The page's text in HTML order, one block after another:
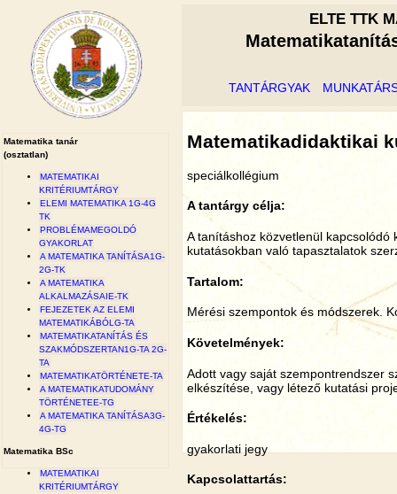
ELTE TTK
TANTÁRGYAK
Matematika tanár
(osztatlan)
MATEMATIKAI
KRITÉRIUMTÁRGY
ELEMI MATEMATIKA 1G-4G
TK
PROBLÉMAMEGOLDÓ
GYAKORLAT
A MATEMATIKA TANÍTÁSA1G-
2G-TK
A MATEMATIKA
ALKALMAZÁSAIE-TK
FEJEZETEK AZ ELEMI
MATEMATIKÁBÓLG-TA
MATEMATIKATANÍTÁS ÉS
SZAKMÓDSZERTAN1G-TA 2G-
TA
MATEMATIKATÖRTÉNETE-TA
A MATEMATIKATUDOMÁNY
TÖRTÉNETEE-TG
A MATEMATIKA TANÍTÁSA3G-
4G-TG
Matematika BSc
MATEMATIKAI
KRITÉRIUMTÁRGY
Matematikadidaktikai
speciálkollégium
A tantárgy célja:
A tanításhoz közvetlenül
kutatásokban való tapasztalatok
Tartalom:
Mérési szempontok és módszerek.
Követelmények:
Adott vagy saját szempontrendszer
elkészítése, vagy létező kutatási
Értékelés:
gyakorlati jegy
Kapcsolattartás: